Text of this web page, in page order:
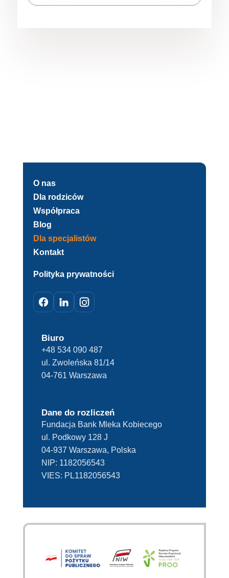
O nas
Dla rodziców
Współpraca
Blog
Dla specjalistów
Kontakt
Polityka prywatności
Biuro
+48 534 090 487
ul. Zwoleńska 81/14
04-761 Warszawa
Dane do rozliczeń
Fundacja Bank Mleka Kobiecego
ul. Podkowy 128 J
04-937 Warszawa, Polska
NIP: 1182056543
VIES: PL1182056543